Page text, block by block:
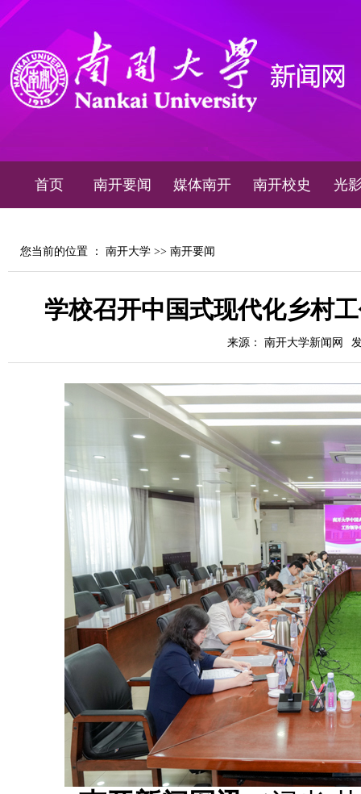
首页 南开要闻 媒体南开 南开校史 光
您当前的位置 ： 南开大学 >> 南开要闻
学校召开中国式现代化乡村
来源： 南开大学新闻网